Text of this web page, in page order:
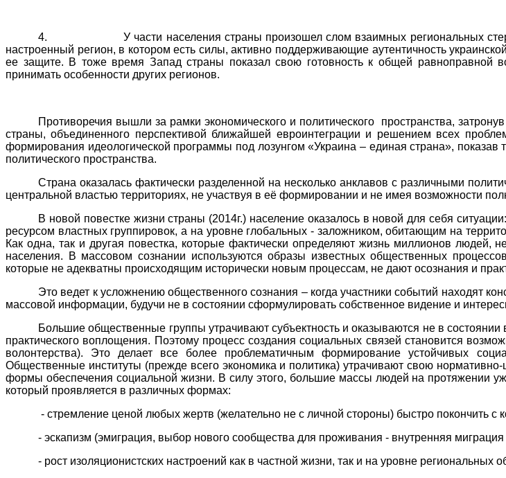
4. У части населения страны произошел слом взаимных региональных
настроенный регион, в котором есть силы, активно поддерживающие аутентичность украинской
ее защите. В тоже время Запад страны показал свою готовность к общей равноправной
принимать особенности других регионов.
Противоречия вышли за рамки экономического и политического
пространства,
страны, объединенного перспективой ближайшей евроинтеграции и решением всех
формирования идеологической программы под лозунгом «Украина – единая страна», показав
политического пространства.
Страна оказалась фактически разделенной на несколько анклавов с различными
центральной властью территориях, не участвуя в её формировании и не имея возможности
В новой повестке жизни страны (2014г.) население оказалось в новой для себя
ресурсом властных группировок, а на уровне глобальных - заложником, обитающим на
Как одна, так и другая повестка, которые фактически определяют жизнь миллионов
населения. В массовом сознании используются образы известных общественных
которые не адекватны происходящим исторически новым процессам, не дают осознания и
Это ведет к усложнению общественного сознания – когда участники событий находят
массовой информации, будучи не в состоянии сформулировать собственное видение и
Большие общественные группы утрачивают субъектность и оказываются не в
практического воплощения. Поэтому процесс создания социальных связей становится
волонтерства). Это делает все более проблематичным формирование устойчивых
Общественные институты (прежде всего экономика и политика) утрачивают свою
формы обеспечения социальной жизни. В силу этого, большие массы людей на протяжении
который проявляется в различных формах:
- стремление ценой любых жертв (желательно не с личной стороны) быстро покончить с
- эскапизм (эмиграция, выбор нового сообщества для проживания - внутренняя
- рост изоляционистских настроений как в частной жизни, так и на уровне региональных